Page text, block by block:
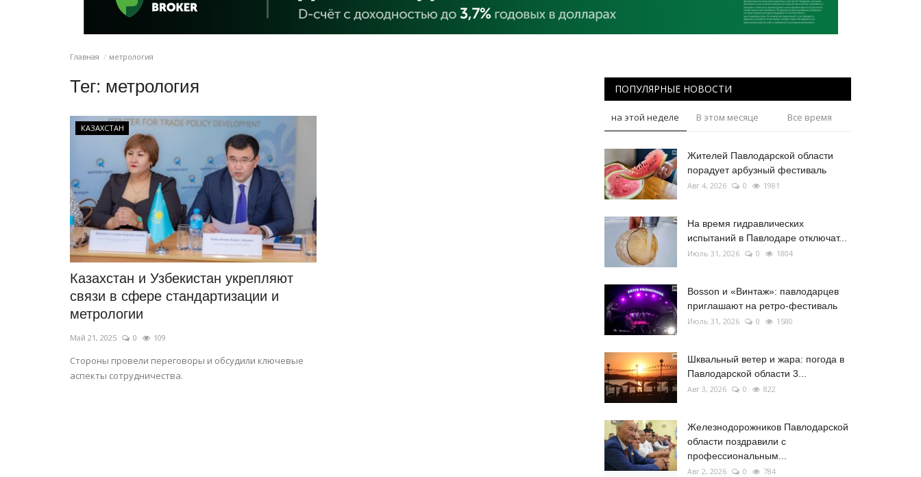
Главная метрология
Тег: метрология
КАЗАХСТАН
Казахстан и Узбекистан укрепляют
связи в сфере стандартизации и
метрологии
Май 21, 2025 0 109
Стороны провели переговоры и обсудили ключевые
аспекты сотрудничества.
ПОПУЛЯРНЫЕ НОВОСТИ
на этой неделе В этом месяце Все время
Жителей Павлодарской области
порадует арбузный фестиваль
Авг 4, 2026 0 1981
На время гидравлических
испытаний в Павлодаре отключат...
Июль 31, 2026 0 1804
Bosson и «Винтаж»: павлодарцев
приглашают на ретро-фестиваль
Июль 31, 2026 0 1580
Шквальный ветер и жара: погода в
Павлодарской области 3...
Авг 3, 2026 0 822
Железнодорожников Павлодарской
области поздравили с
профессиональным...
Авг 2, 2026 0 784